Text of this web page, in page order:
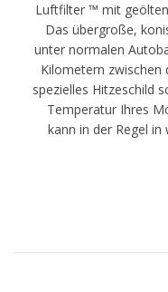
Luftfilter ™ mit
Das übergroße,
unter normalen
Kilometern zwischen
spezielles Hitzeschild
Temperatur Ihres
kann in der Regel